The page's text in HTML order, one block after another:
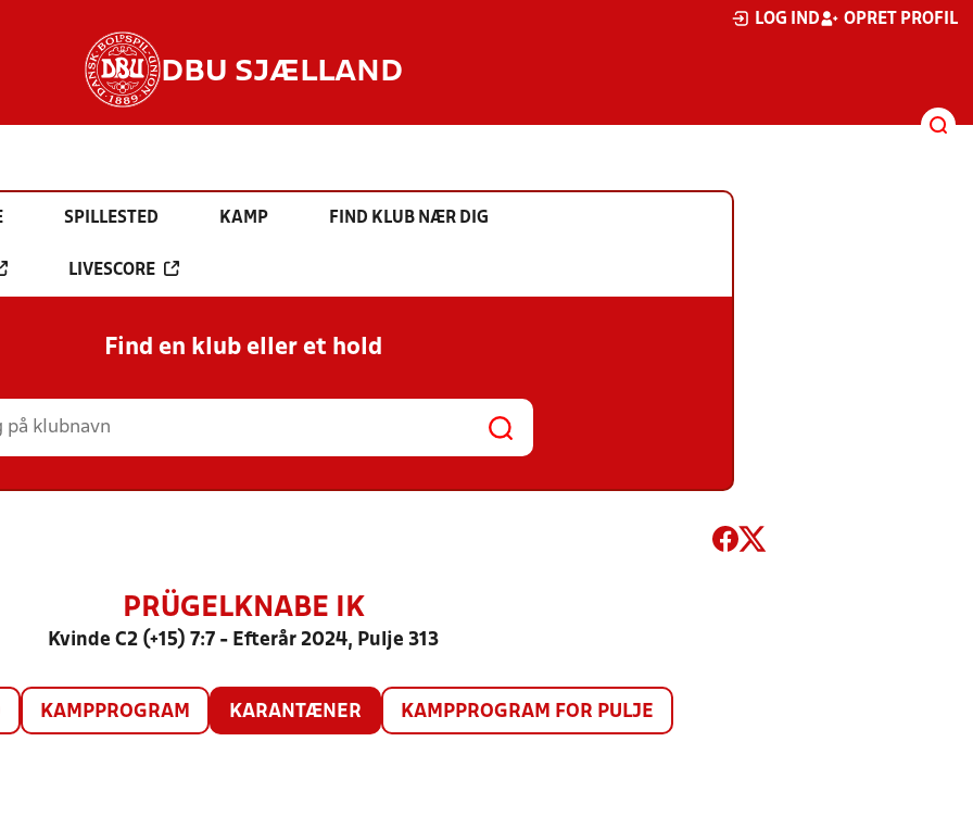
LOG IND OPRET PROFIL
DBU SJÆLLAND
SPILLESTED KAMP FIND KLUB NÆR DIG
LIVESCORE
Find en klub eller et hold
PRÜGELKNABE IK
Kvinde C2 (+15) 7:7 - Efterår 2024, Pulje 313
KAMPPROGRAM KARANTÆNER KAMPPROGRAM FOR PULJE